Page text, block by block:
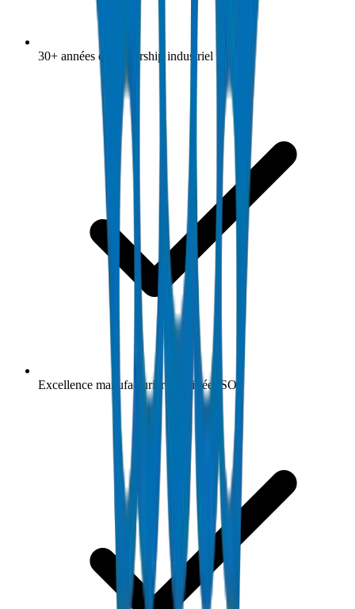
30+ années de leadership industriel
Excellence manufacturière certifiée ISO